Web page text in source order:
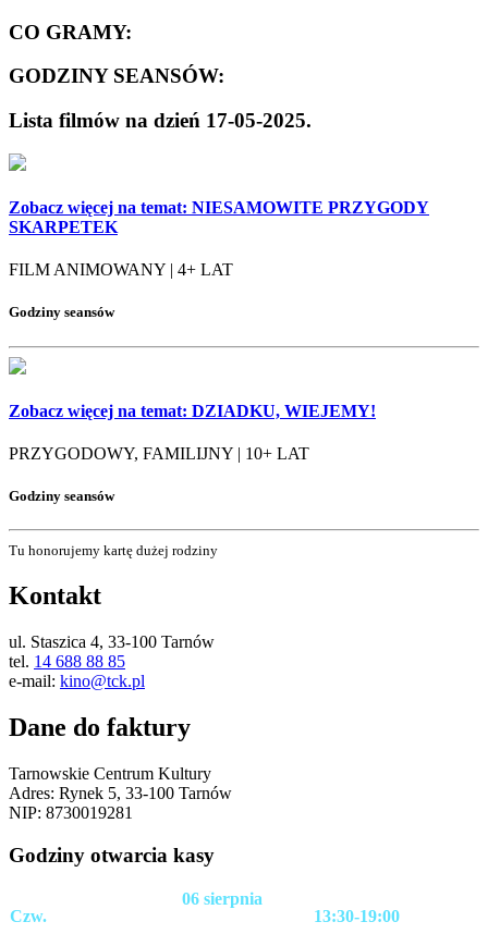
CO GRAMY:
GODZINY SEANSÓW:
Lista filmów na dzień 17-05-2025.
Zobacz więcej na temat: NIESAMOWITE PRZYGODY
SKARPETEK
FILM ANIMOWANY | 4+ LAT
Godziny seansów
Zobacz więcej na temat: DZIADKU, WIEJEMY!
PRZYGODOWY, FAMILIJNY | 10+ LAT
Godziny seansów
Tu honorujemy kartę dużej rodziny
Kontakt
ul. Staszica 4, 33-100 Tarnów
tel. 14 688 88 85
e-mail: kino@tck.pl
Dane do faktury
Tarnowskie Centrum Kultury
Adres: Rynek 5, 33-100 Tarnów
NIP: 8730019281
Godziny otwarcia kasy
Czw.
06 sierpnia
13:30-19:00